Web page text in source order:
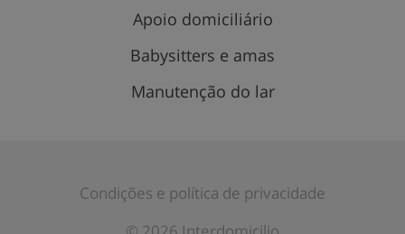
Apoio domiciliário
Babysitters e amas
Manutenção do lar
Condições e política de privacidade